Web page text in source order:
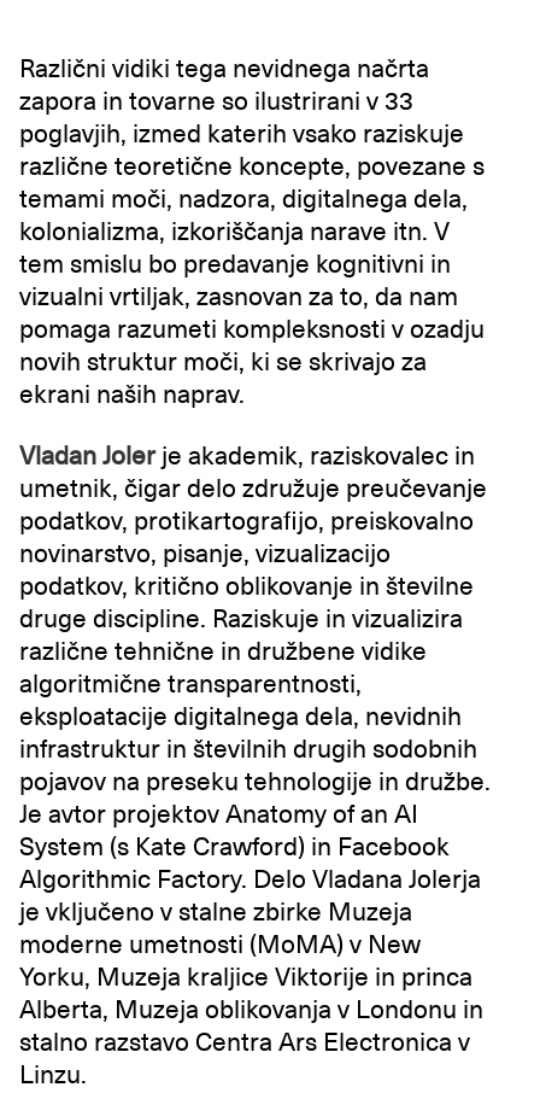
Različni vidiki tega nevidnega načrta
zapora in tovarne so ilustrirani v 33
poglavjih, izmed katerih vsako raziskuje
različne teoretične koncepte, povezane s
temami moči, nadzora, digitalnega dela,
kolonializma, izkoriščanja narave itn. V
tem smislu bo predavanje kognitivni in
vizualni vrtiljak, zasnovan za to, da nam
pomaga razumeti kompleksnosti v ozadju
novih struktur moči, ki se skrivajo za
ekrani naših naprav.
Vladan Jolerje akademik, raziskovalec in
umetnik, čigar delo združuje preučevanje
podatkov, protikartografijo, preiskovalno
novinarstvo, pisanje, vizualizacijo
podatkov, kritično oblikovanje in številne
druge discipline. Raziskuje in vizualizira
različne tehnične in družbene vidike
algoritmične transparentnosti,
eksploatacije digitalnega dela, nevidnih
infrastruktur in številnih drugih sodobnih
pojavov na preseku tehnologije in družbe.
Je avtor projektov Anatomy of an AI
System (s Kate Crawford) in Facebook
Algorithmic Factory. Delo Vladana Jolerja
je vključeno v stalne zbirke Muzeja
moderne umetnosti (MoMA) v New
Yorku, Muzeja kraljice Viktorije in princa
Alberta, Muzeja oblikovanja v Londonu in
stalno razstavo Centra Ars Electronica v
Linzu.